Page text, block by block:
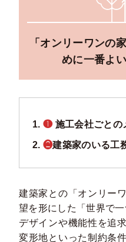
「オンリーワンの
めに一番よ
❶施工会社ごとの
❷建築家のいる工
建築家との「オンリー
望を形にした「世界で
デザインや機能性を追
変形地といった制約条